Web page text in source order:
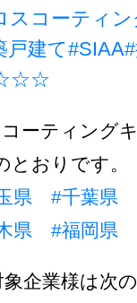
スコーティン
戸建て#SIAA
ーティング
とおりです。
県 #千葉県
県 #福岡県
企業様は次